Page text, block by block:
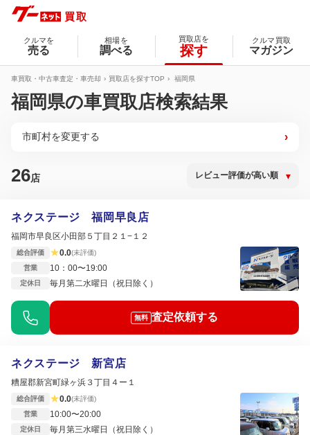
クルマを
売る
相場を
調べる
買取店を
探す
クルマ買取
マガジン
車買取・中古車査定・車売却 買取店を探すTOP 福岡県
福岡県の車買取店検索結果
市町村を変更する ›
26店
ネクステージ 福岡早良店
福岡市早良区小田部５丁目２１−１２
総合評価 ★0.0(未評価)
営業
10：00〜19:00
定休日 毎月第二水曜日（祝日除く）
無料 査定依頼する
ネクステージ 新宮店
糟屋郡新宮町緑ヶ浜３丁目４ー１
総合評価 ★0.0(未評価)
営業
10:00〜20:00
定休日 毎月第三水曜日（祝日除く）